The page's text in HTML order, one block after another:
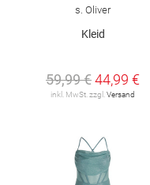
s. Oliver
Kleid
59,99 €44,99 €
inkl. MwSt. zzgl. Versand